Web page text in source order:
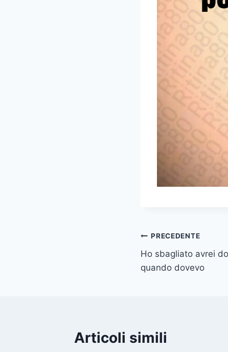
Navigazione
articoli
PRECEDENTE
Ho sbagliato avrei
quando dovevo
Articoli simili